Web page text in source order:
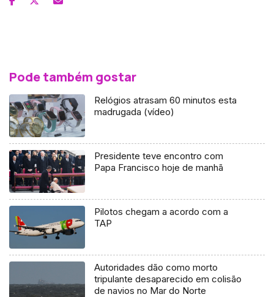
Pode também gostar
Relógios atrasam 60 minutos esta
madrugada (vídeo)
Presidente teve encontro com
Papa Francisco hoje de manhã
Pilotos chegam a acordo com a
TAP
Autoridades dão como morto
tripulante desaparecido em colisão
de navios no Mar do Norte